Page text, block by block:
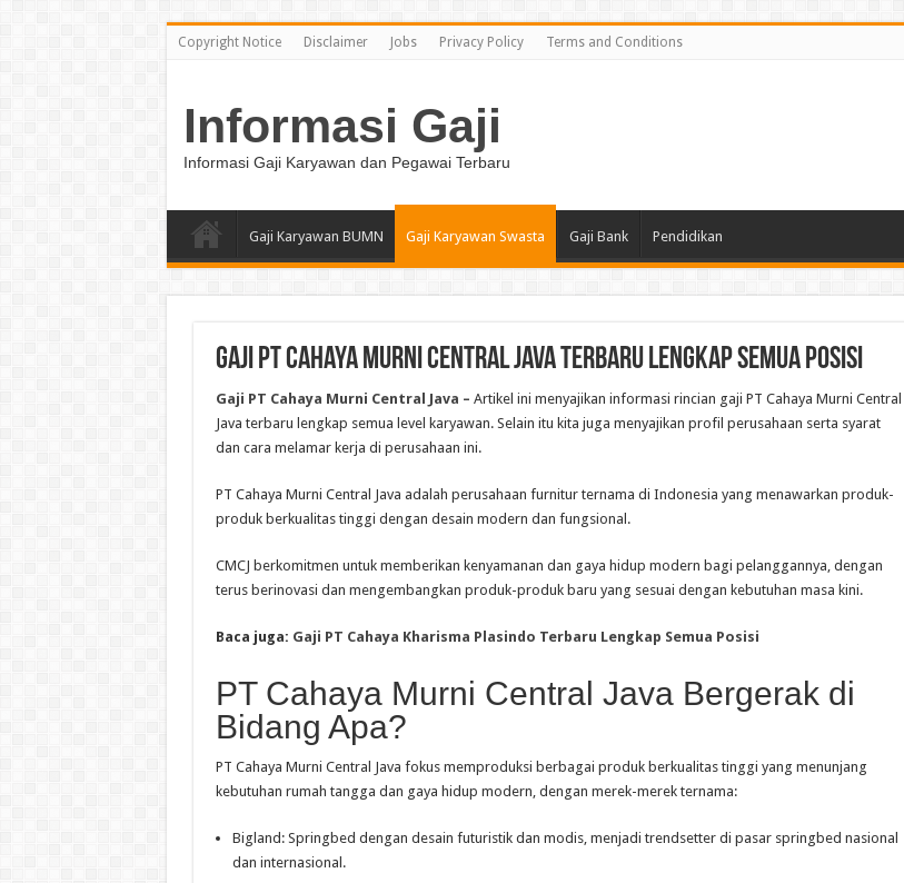
Copyright Notice Disclaimer Jobs Privacy Policy Terms and Conditions
Informasi Gaji
Informasi Gaji Karyawan dan Pegawai Terbaru
Gaji Karyawan BUMN Gaji Karyawan Swasta Gaji Bank Pendidikan
Gaji PT Cahaya Murni Central Java Terbaru Lengkap Semua Posisi
Gaji PT Cahaya Murni Central Java – Artikel ini menyajikan informasi rincian gaji PT Cahaya Murni Central
Java terbaru lengkap semua level karyawan. Selain itu kita juga menyajikan profil perusahaan serta syarat
dan cara melamar kerja di perusahaan ini.
PT Cahaya Murni Central Java adalah perusahaan furnitur ternama di Indonesia yang menawarkan produk-
produk berkualitas tinggi dengan desain modern dan fungsional.
CMCJ berkomitmen untuk memberikan kenyamanan dan gaya hidup modern bagi pelanggannya, dengan
terus berinovasi dan mengembangkan produk-produk baru yang sesuai dengan kebutuhan masa kini.
Baca juga: Gaji PT Cahaya Kharisma Plasindo Terbaru Lengkap Semua Posisi
PT Cahaya Murni Central Java Bergerak di
Bidang Apa?
PT Cahaya Murni Central Java fokus memproduksi berbagai produk berkualitas tinggi yang menunjang
kebutuhan rumah tangga dan gaya hidup modern, dengan merek-merek ternama:
Bigland: Springbed dengan desain futuristik dan modis, menjadi trendsetter di pasar springbed nasional
dan internasional.